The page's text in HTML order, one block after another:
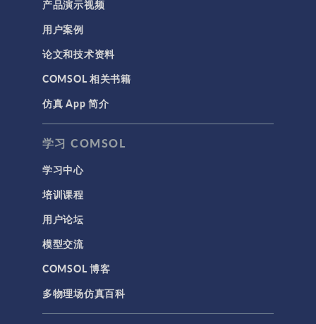
科学新闻
结构 & 声学
MEMS & 压电器件
声学与振动
岩土力学
材料模型
结构力学
结构动力学
API
代理模型
仿真 App
产品演示视频
用户案例
论文和技术资料
COMSOL 相关书籍
仿真 App 简介
学习 COMSOL
学习中心
培训课程
用户论坛
模型交流
COMSOL 博客
多物理场仿真百科